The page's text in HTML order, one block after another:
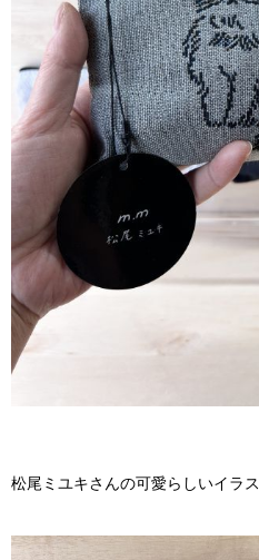
松尾ミユキさんの可愛らしいイラ